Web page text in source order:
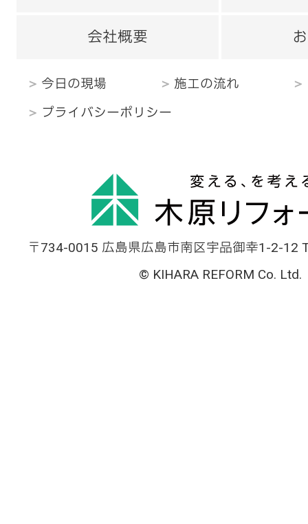
会社概要
今日の現場 施工の流れ
プライバシーポリシー
〒734-0015 広島県広島市南区宇品御幸1-2-12
© KIHARA REFORM Co. Ltd.